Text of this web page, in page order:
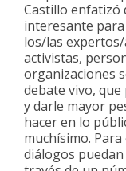
Castillo enfatizó
interesante
los/las
activistas,
organizaciones
debate vivo,
y darle mayor
hacer en lo
muchísimo.
diálogos